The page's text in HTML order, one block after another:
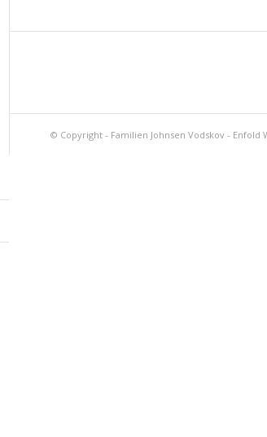
© Copyright - Familien Johnsen Vodskov - Enfold